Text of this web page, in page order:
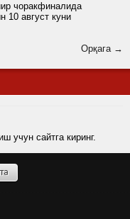
чоракфиналида
10 август куни
Орқага →
учун сайтга киринг.